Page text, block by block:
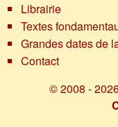
Librairie
Textes
Grandes dates de
Contact
© 2008 -